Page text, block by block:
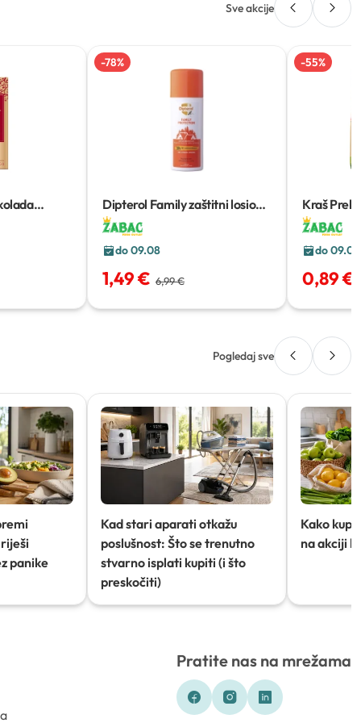
Sve akcije
-78%
Dipterol Family zaštitni losion
100 ml
do 09.08
1,49 € 6,99 €
-55%
Kraš
do 09.08
0,89 €
Pogledaj sve
panike
Kad stari aparati otkažu
poslušnost: Što se trenutno
stvarno isplati kupiti (i što
preskočiti)
Kako
na akciji
Pratite nas na mrežama